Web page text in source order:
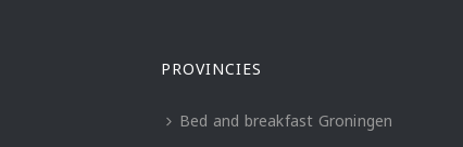
PROVINCIES
Bed and breakfast Groningen